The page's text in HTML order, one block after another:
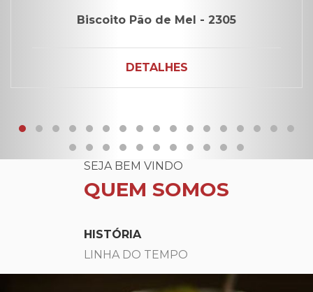
Biscoito Pão de Mel - 2305
DETALHES
SEJA BEM VINDO
QUEM SOMOS
HISTÓRIA
LINHA DO TEMPO